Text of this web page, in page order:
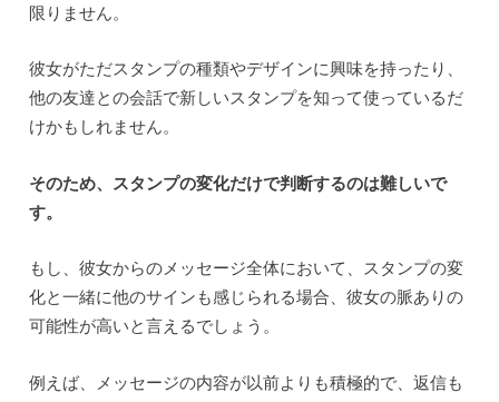
限りません。
彼女がただスタンプの種類やデザインに興味を持ったり、
他の友達との会話で新しいスタンプを知って使っているだ
けかもしれません。
そのため、スタンプの変化だけで判断するのは難しいで
す。
もし、彼女からのメッセージ全体において、スタンプの変
化と一緒に他のサインも感じられる場合、彼女の脈ありの
可能性が高いと言えるでしょう。
例えば、メッセージの内容が以前よりも積極的で、返信も